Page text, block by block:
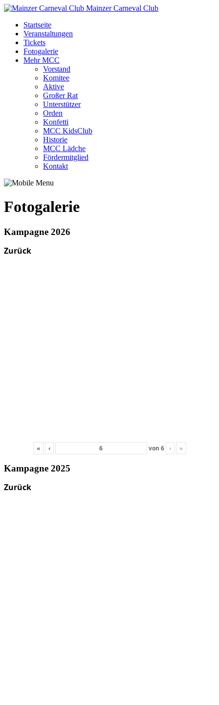
Mainzer Carneval Club
Startseite
Veranstaltungen
Tickets
Fotogalerie
Mehr MCC
Vorstand
Komitee
Aktive
Großer Rat
Unterstützer
Orden
Konfetti
MCC KidsClub
Historie
MCC Lädche
Fördermitglied
Kontakt
Fotogalerie
Kampagne 2026
Zurück
« ‹ von 6 › »
Kampagne 2025
Zurück